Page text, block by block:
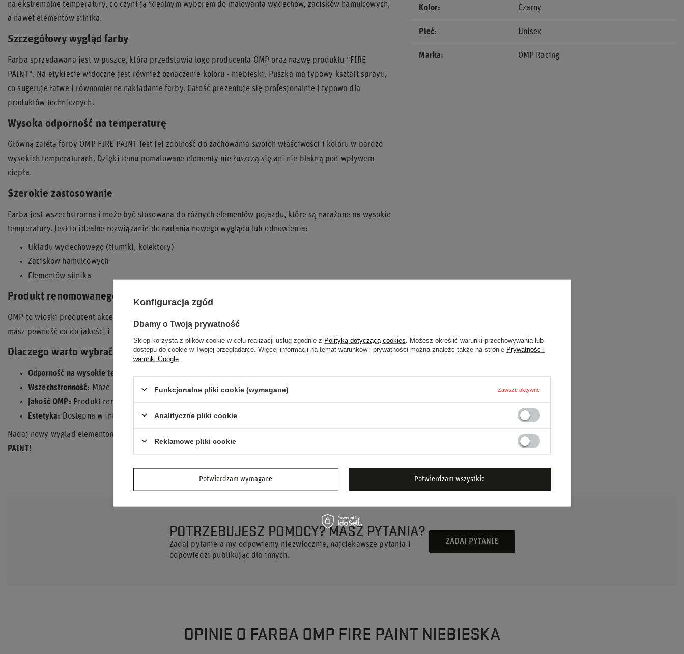
na ekstremalne temperatury, co czyni ją idealnym wyborem do malowania wydechów, zacisków hamulcowych,
a nawet elementów silnika.
Szczegółowy wygląd farby
Farba sprzedawana jest w puszce, która przedstawia logo producenta OMP oraz nazwę produktu "FIRE
PAINT". Na etykiecie widoczne jest również oznaczenie koloru - niebieski. Puszka ma typowy kształt sprayu,
co sugeruje łatwe i równomierne nakładanie farby. Całość prezentuje się profesjonalnie i typowo dla
produktów technicznych.
Wysoka odporność na temperaturę
Główną zaletą farby OMP FIRE PAINT jest jej zdolność do zachowania swoich właściwości i koloru w bardzo
wysokich temperaturach. Dzięki temu pomalowane elementy nie łuszczą się ani nie blakną pod wpływem
ciepła.
Szerokie zastosowanie
Farba jest wszechstronna i może być stosowana do różnych elementów pojazdu, które są narażone na wysokie
temperatury. Jest to idealne rozwiązanie do nadania nowego wyglądu lub odnowienia:
Układu wydechowego (tłumiki, kolektory)
Zacisków hamulcowych
Elementów silnika
Produkt renomowanego producenta
OMP to włoski producent akcesoriów motorsportowych z długą tradycją. Wybierając farbę OMP FIRE PAINT,
masz pewność co do jakości i trwałości produktu, który został stworzony z myślą o wymagających warunkach.
Dlaczego warto wybrać farbę OMP FIRE PAINT?
Odporność na wysokie temperatury:
Wszechstronność: Może być stosowana do wydechów, zacisków, silnika.
Jakość OMP: Produkt renomowanego producenta akcesoriów motorsportowych.
Estetyka: Dostępna w intensywnym niebieskim kolorze, który doda charakteru Twojemu pojazdowi.
Nadaj nowy wygląd elementom swojego samochodu i zapewnij im trwałą ochronę dzięki farbie
PAINT !
Kolor Czarny
Płeć Unisex
Marka OMP Racing
POTRZEBUJESZ POMOCY? MASZ PYTANIA?
Zadaj pytanie a my odpowiemy niezwłocznie, najciekawsze pytania i
odpowiedzi publikując dla innych.
ZADAJ PYTANIE
OPINIE O FARBA OMP FIRE PAINT NIEBIESKA
Konfiguracja zgód
Dbamy o Twoją prywatność
Sklep korzysta z plików cookie w celu realizacji usług zgodnie z Polityką dotyczącą cookies . Możesz określić warunki przechowywania lub
dostępu do cookie w Twojej przeglądarce. Więcej informacji na temat warunków i prywatności można znaleźć także na stronie Prywatność i
warunki Google
Funkcjonalne pliki cookie (wymagane) Zawsze aktywne
Analityczne pliki cookie
Reklamowe pliki cookie
Potwierdzam wymagane Potwierdzam wszystkie